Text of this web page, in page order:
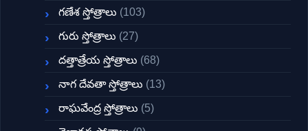
గణేశ స్తోత్రాలు (103)
గురు స్తోత్రాలు (27)
దత్తాత్రేయ స్తోత్రాలు (68)
నాగ దేవతా స్తోత్రాలు (13)
రాఘవేంద్ర స్తోత్రాలు (5)